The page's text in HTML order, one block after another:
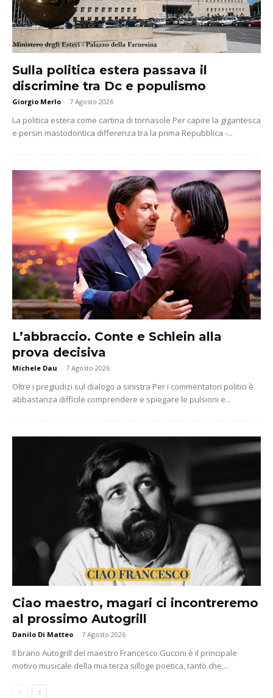
Sulla politica estera passava il
discrimine tra Dc e populismo
Giorgio Merlo - 7 Agosto 2026
La politica estera come cartina di tornasole Per capire la gigantesca
e persin mastodontica differenza tra la prima Repubblica -...
L’abbraccio. Conte e Schlein alla
prova decisiva
Michele Dau - 7 Agosto 2026
Oltre i pregiudizi sul dialogo a sinistra Per i commentatori politici è
abbastanza difficile comprendere e spiegare le pulsioni e...
Ciao maestro, magari ci incontreremo
al prossimo Autogrill
Danilo Di Matteo - 7 Agosto 2026
Il brano Autogrill del maestro Francesco Guccini è il principale
motivo musicale della mia terza silloge poetica, tanto che,...